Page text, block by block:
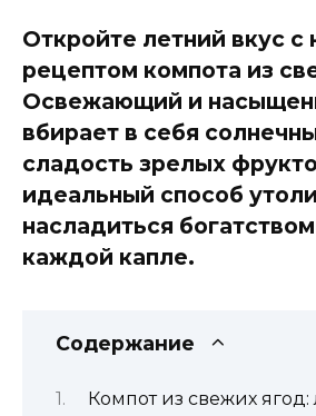
Откройте летний вкус с
рецептом компота из
Освежающий и
вбирает в себя
сладость зрелых
идеальный способ
насладиться
каждой капле.
Содержание
Компот из свежих ягод: